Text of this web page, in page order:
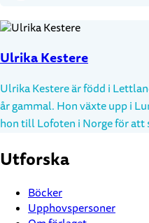
Ulrika Kestere
Ulrika Kestere är född i
år gammal. Hon växte upp i
hon till Lofoten i Norge för
hemstaden Lund. Efter sex års studier var hon inte mycket
jobba som formgivare på
på livet. Ett par år senare var
Utforska
Böcker
Upphovspersoner